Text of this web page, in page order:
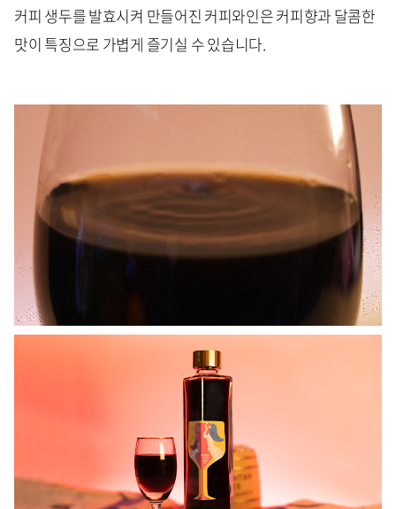
커피 생두를 발효시켜 만들어진 커피와인은 커피향과 달콤한
맛이 특징으로 가볍게 즐기실 수 있습니다.